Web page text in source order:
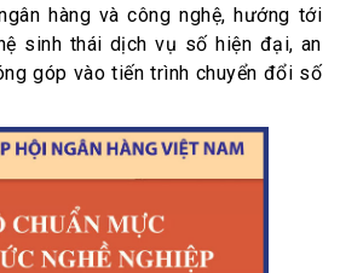
hàng và công nghệ, hướng tới
sinh thái dịch vụ số hiện đại, an
góp vào tiến trình chuyển đổi số